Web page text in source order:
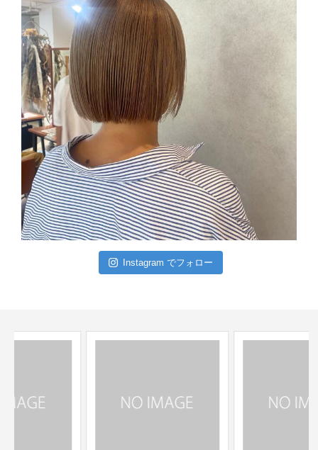
Instagram でフォロー